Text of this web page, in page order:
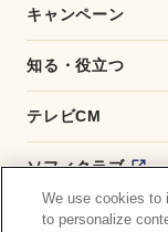
キャンペーン
知る・役立つ
テレビCM
ソフィクラブ
かんたん応募サー
We use cookies to
to personalize